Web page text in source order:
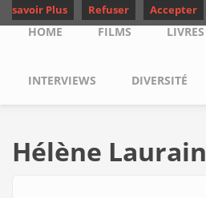
Main menu
HOME FILMS LIVRES
INTERVIEWS DIVERSITÉ
Hélène Laurain
savoir Plus
Refuser Accepter